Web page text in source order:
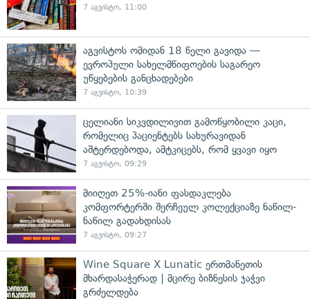
7 აგვისტო, 11:00
აგვისტოს ომიდან 18 წელი გავიდა —
ევროპული სახელმწიფოების საგარეო
უწყებების განცხადებები
7 აგვისტო, 10:39
ცელიანი სიკვდილივით გამოწყობილი კაცი,
რომელიც პაციენტებს სახურავიდან
აშტერდებოდა, ამტკიცებს, რომ ყვავი იყო
7 აგვისტო, 09:29
მიიღეთ 25%-იანი ფასდაკლება
კომფორტერში შერჩეულ კოლექციაზე ნაწილ-
ნაწილ გადახდისას
7 აგვისტო, 09:27
Wine Square X Lunatic ერთმანეთის
მხარდასაჭერად | მცირე ბიზნესის ჯაჭვი
გრძელდება